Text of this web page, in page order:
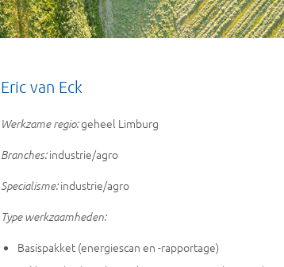
Eric van Eck
Werkzame regio:geheel Limburg
Branches:industrie/agro
Specialisme:industrie/agro
Type werkzaamheden:
Basispakket (energiescan en -rapportage)